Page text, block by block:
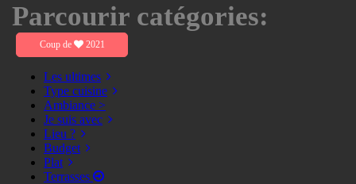
Parcourir catégories:
Coup de 2021
Les ultimes
Type cuisine
Ambiance >
Je suis avec
Lieu ?
Budget
Plat
Terrasses